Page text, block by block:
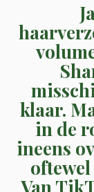
klaar.
in de
ineens
Van